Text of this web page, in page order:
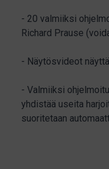
- 20 valmiiksi
Richard Prause
- Näytösvideot
- Valmiiksi
yhdistää useita
suoritetaan